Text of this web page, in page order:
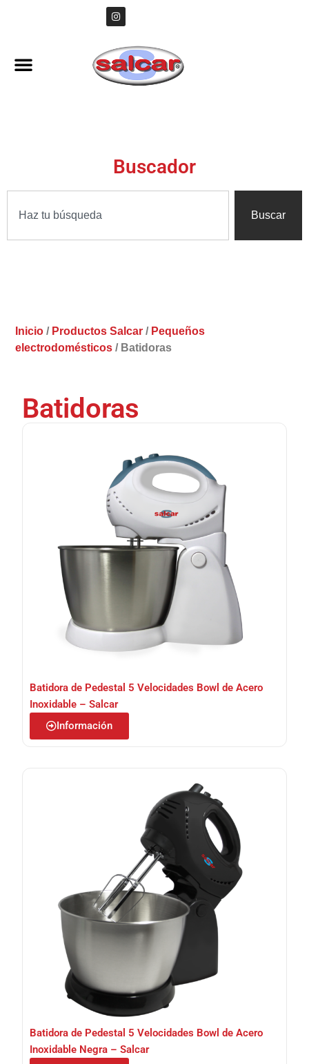
Buscador
Buscar
Inicio / Productos Salcar / Pequeños
electrodomésticos / Batidoras
Batidoras
Batidora de Pedestal 5 Velocidades Bowl de Acero
Inoxidable – Salcar
Información
Batidora de Pedestal 5 Velocidades Bowl de Acero
Inoxidable Negra – Salcar